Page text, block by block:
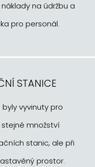
na údržbu a
pro personál.
STANICE
vyvinuty pro
množství
stanic, ale při
prostor.